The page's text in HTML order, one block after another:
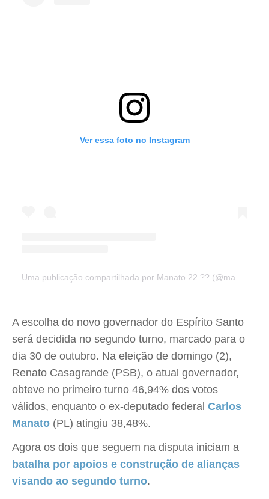
Ver essa foto no Instagram
Uma publicação compartilhada por Manato 22 ?? (@manato_es)
A escolha do novo governador do Espírito Santo
será decidida no segundo turno, marcado para o
dia 30 de outubro. Na eleição de domingo (2),
Renato Casagrande (PSB), o atual governador,
obteve no primeiro turno 46,94% dos votos
válidos, enquanto o ex-deputado federal Carlos
Manato (PL) atingiu 38,48%.
Agora os dois que seguem na disputa iniciam a
batalha por apoios e construção de alianças
visando ao segundo turno.